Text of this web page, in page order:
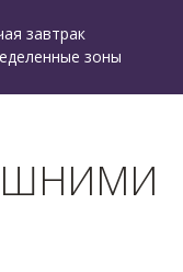
завтрак
зоны